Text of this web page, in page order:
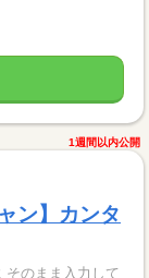
1週間以内公開
ン】カンタ